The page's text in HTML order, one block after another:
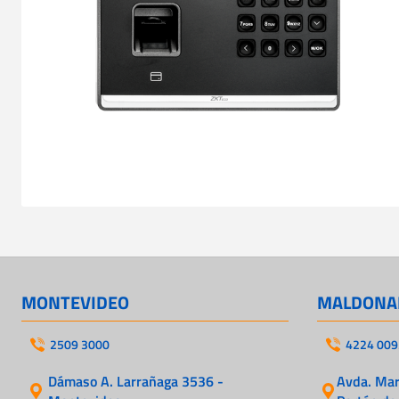
MONTEVIDEO
2509 3000
Dámaso A. Larrañaga 3536 -
4224
Avda.